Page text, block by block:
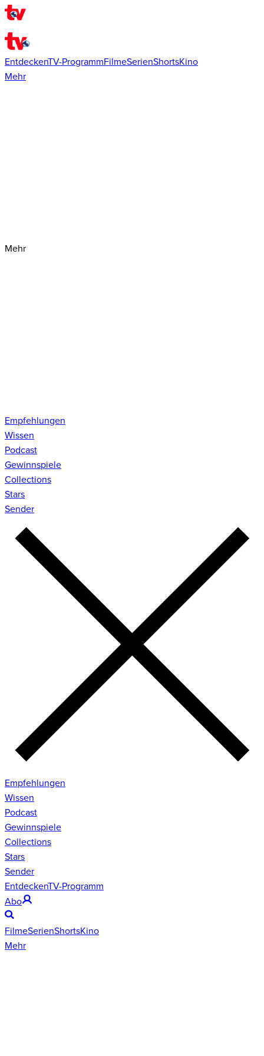
EntdeckenTV-ProgrammFilmeSerienShortsKino
Mehr
Mehr
Empfehlungen
Wissen
Podcast
Gewinnspiele
Collections
Stars
Sender
Empfehlungen
Wissen
Podcast
Gewinnspiele
Collections
Stars
Sender
EntdeckenTV-Programm
Abo
FilmeSerienShortsKino
Mehr